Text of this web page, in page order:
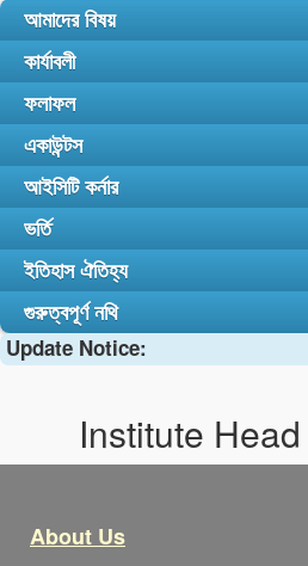
আমাদের বিষয়
কার্যাবলী
ফলাফল
একাউন্টস
আইসিটি কর্নার
ভর্তি
ইতিহাস ঐতিহ্য
গুরুত্বপূর্ণ নথি
Update Notice:
Institute
About Us